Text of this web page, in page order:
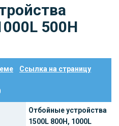
500Н
Ссылка на страницу
Отбойные устройства
1500L 800H, 1000L